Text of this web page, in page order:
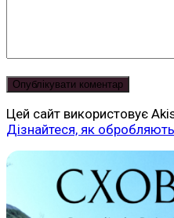
Цей сайт використовує
Дізнайтеся, як